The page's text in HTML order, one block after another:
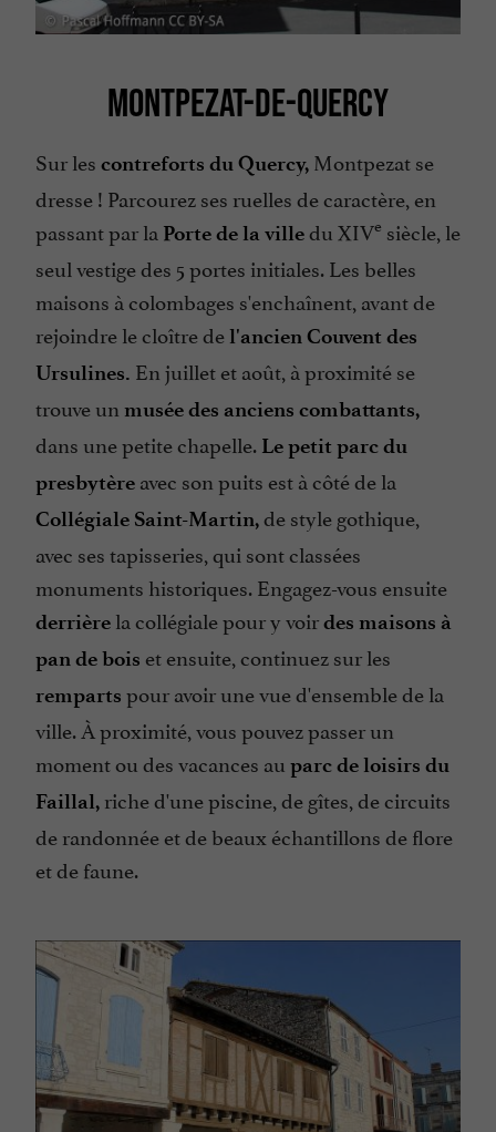
MONTPEZAT-DE-QUERCY
Sur les contreforts du Quercy, Montpezat se
dresse ! Parcourez ses ruelles de caractère, en
passant par la Porte de la villedu XIVe siècle, le
seul vestige des 5 portes initiales. Les belles
maisons à colombages s'enchaînent, avant de
rejoindre le cloître del'ancien Couvent des
Ursulines. En juillet et août, à proximité se
trouve un musée des anciens combattants,
dans une petite chapelle. Le petit parc du
presbytère avec son puits est à côté de la
Collégiale Saint-Martin,de style gothique,
avec ses tapisseries, qui sont classées
monuments historiques. Engagez-vous ensuite
derrière la collégiale pour y voirdes maisons à
pan de bois et ensuite, continuez sur les
remparts pour avoir une vue d'ensemble de la
ville. À proximité, vous pouvez passer un
moment ou des vacances au parc de loisirs du
Faillal, riche d'une piscine, de gîtes, de circuits
de randonnée et de beaux échantillons de flore
et de faune.